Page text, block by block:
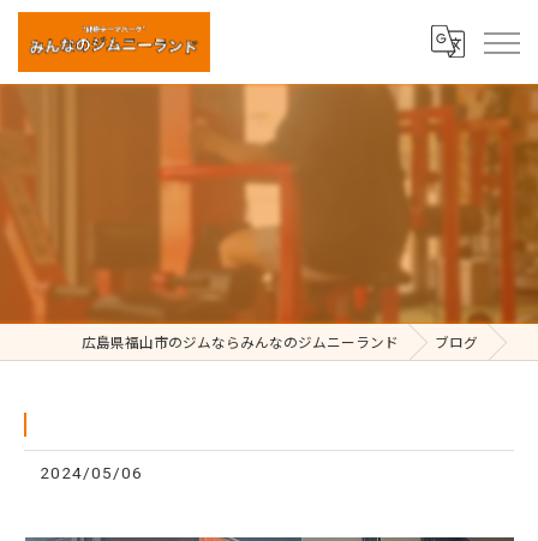
広島県福山市のジムならみんなのジムニーランド ブログ
2024/05/06